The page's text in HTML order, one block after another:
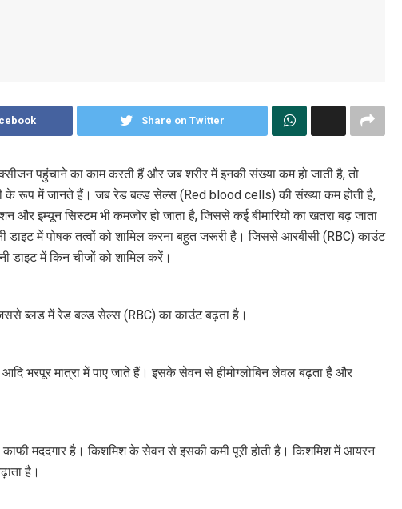
Share on Twitter
पहुंचाने का काम करती हैं और जब शरीर में इनकी संख्या कम हो जाती है, तो
के रूप में जानते हैं। जब रेड बल्ड सेल्स (Red blood cells) की संख्या कम होती है,
और इम्यून सिस्टम भी कमजोर हो जाता है, जिससे कई बीमारियों का खतरा बढ़ जाता
में पोषक तत्वों को शामिल करना बहुत जरूरी है। जिससे आरबीसी (RBC) काउंट
डाइट में किन चीजों को शामिल करें।
ब्लड में रेड बल्ड सेल्स (RBC) का काउंट बढ़ता है।
भरपूर मात्रा में पाए जाते हैं। इसके सेवन से हीमोग्लोबिन लेवल बढ़ता है और
काफी मददगार है। किशमिश के सेवन से इसकी कमी पूरी होती है। किशमिश में आयरन
है।